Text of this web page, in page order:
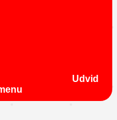
Udvid